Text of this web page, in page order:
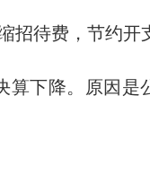
招待费，节约开
算下降。原因